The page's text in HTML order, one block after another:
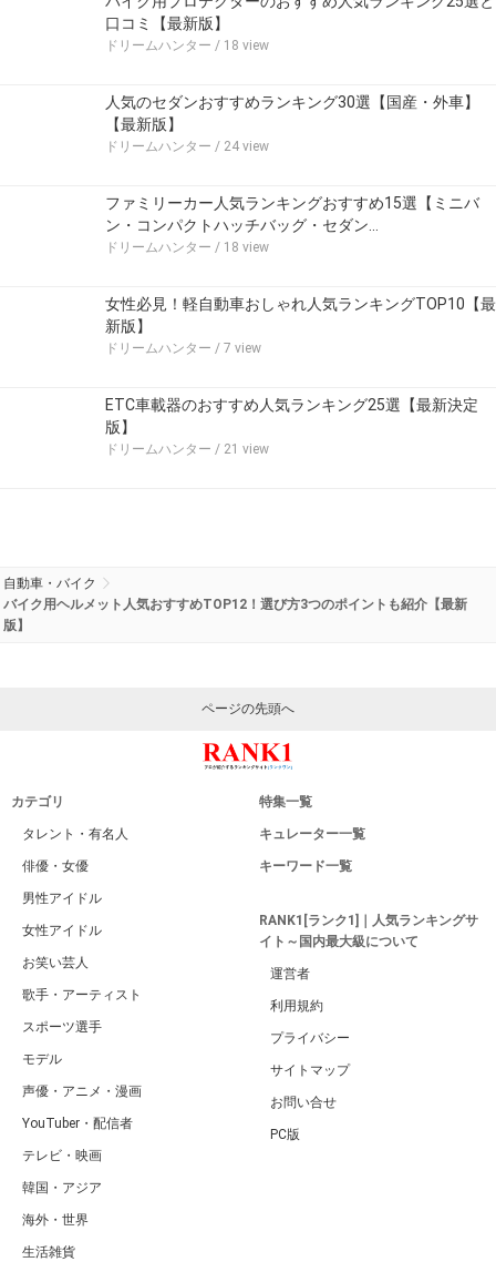
口コミ【最新版】
ドリームハンター / 18 view
人気のセダンおすすめランキング30選【国産・外車】
【最新版】
ドリームハンター / 24 view
ファミリーカー人気ランキングおすすめ15選【ミニバ
ン・コンパクトハッチバッグ・セダン…
ドリームハンター / 18 view
女性必見！軽自動車おしゃれ人気ランキングTOP10【最
新版】
ドリームハンター / 7 view
ETC車載器のおすすめ人気ランキング25選【最新決定
版】
ドリームハンター / 21 view
自動車・バイク
バイク用ヘルメット人気おすすめTOP12！選び方3つのポイントも紹介【最新
版】
ページの先頭へ
カテゴリ
タレント・有名人
俳優・女優
男性アイドル
女性アイドル
お笑い芸人
歌手・アーティスト
スポーツ選手
モデル
声優・アニメ・漫画
YouTuber・配信者
テレビ・映画
韓国・アジア
海外・世界
生活雑貨
特集一覧
キュレーター一覧
キーワード一覧
RANK1[ランク1]｜人気ランキングサ
イト～国内最大級について
運営者
利用規約
プライバシー
サイトマップ
お問い合せ
PC版